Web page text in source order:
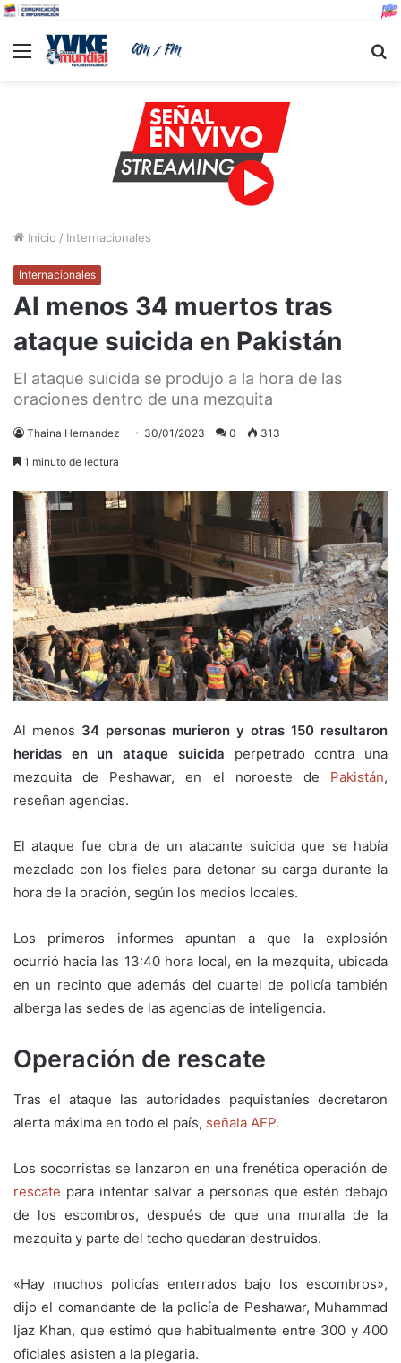
Menu
Inicio / Internacionales
Internacionales
Al menos 34 muertos tras
ataque suicida en Pakistán
El ataque suicida se produjo a la hora de las
oraciones dentro de una mezquita
Thaina Hernandez 30/01/2023 0 313
1 minuto de lectura
Al menos 34 personas murieron y otras 150 resultaron
heridas en un ataque suicida perpetrado contra una
mezquita de Peshawar, en el noroeste de Pakistán,
reseñan agencias.
El ataque fue obra de un atacante suicida que se había
mezclado con los fieles para detonar su carga durante la
hora de la oración, según los medios locales.
Los primeros informes apuntan a que la explosión
ocurrió hacia las 13:40 hora local, en la mezquita, ubicada
en un recinto que además del cuartel de policía también
alberga las sedes de las agencias de inteligencia.
Operación de rescate
Tras el ataque las autoridades paquistaníes decretaron
alerta máxima en todo el país, señala AFP.
Los socorristas se lanzaron en una frenética operación de
rescate para intentar salvar a personas que estén debajo
de los escombros, después de que una muralla de la
mezquita y parte del techo quedaran destruidos.
«Hay muchos policías enterrados bajo los escombros»,
dijo el comandante de la policía de Peshawar, Muhammad
Ijaz Khan, que estimó que habitualmente entre 300 y 400
oficiales asisten a la plegaria.